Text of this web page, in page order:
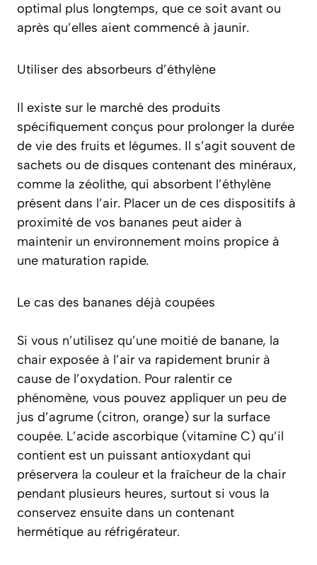
optimal plus longtemps, que ce soit avant ou
après qu’elles aient commencé à jaunir.
Utiliser des absorbeurs d’éthylène
Il existe sur le marché des produits
spécifiquement conçus pour prolonger la durée
de vie des fruits et légumes. Il s’agit souvent de
sachets ou de disques contenant des minéraux,
comme la zéolithe, qui absorbent l’éthylène
présent dans l’air. Placer un de ces dispositifs à
proximité de vos bananes peut aider à
maintenir un environnement moins propice à
une maturation rapide.
Le cas des bananes déjà coupées
Si vous n’utilisez qu’une moitié de banane, la
chair exposée à l’air va rapidement brunir à
cause de l’oxydation. Pour ralentir ce
phénomène, vous pouvez appliquer un peu de
jus d’agrume (citron, orange) sur la surface
coupée. L’acide ascorbique (vitamine C) qu’il
contient est un puissant antioxydant qui
préservera la couleur et la fraîcheur de la chair
pendant plusieurs heures, surtout si vous la
conservez ensuite dans un contenant
hermétique au réfrigérateur.